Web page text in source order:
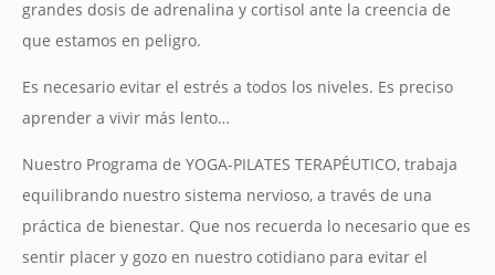
grandes dosis de adrenalina y cortisol ante la creencia de
que estamos en peligro.
Es necesario evitar el estrés a todos los niveles. Es preciso
aprender a vivir más lento…
Nuestro Programa de YOGA-PILATES TERAPÉUTICO, trabaja
equilibrando nuestro sistema nervioso, a través de una
práctica de bienestar. Que nos recuerda lo necesario que es
sentir placer y gozo en nuestro cotidiano para evitar el